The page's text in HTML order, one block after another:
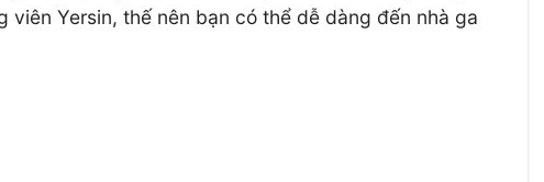
Yersin, thế nên bạn có thể dễ dàng đến nhà ga